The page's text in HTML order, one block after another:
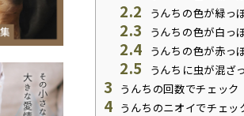
2.2 うんちの色が緑っ
2.3 うんちの色が白っ
2.4 うんちの色が赤っ
2.5 うんちに虫が混ざ
3 うんちの回数でチェック
4 うんちのニオイでチェッ